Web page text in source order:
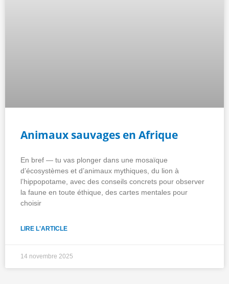
Animaux sauvages en Afrique
En bref — tu vas plonger dans une mosaïque
d’écosystèmes et d’animaux mythiques, du lion à
l’hippopotame, avec des conseils concrets pour observer
la faune en toute éthique, des cartes mentales pour
choisir
LIRE L'ARTICLE
14 novembre 2025